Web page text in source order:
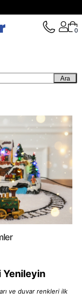
0
Ara
ve duvar renkleri ilk